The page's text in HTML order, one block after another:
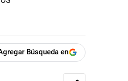
Búsqueda en